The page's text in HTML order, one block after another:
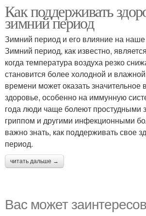
Как поддерживать
зимний период
Зимний период и его влияние на
Зимний период, как известно,
когда температура воздуха резко
становится более холодной и
времени может оказать
здоровье, особенно на иммунную
года люди чаще болеют простудными
гриппом и другими инфекционными
важно знать, как поддерживать свое
период.
читать дальше →
Вас может